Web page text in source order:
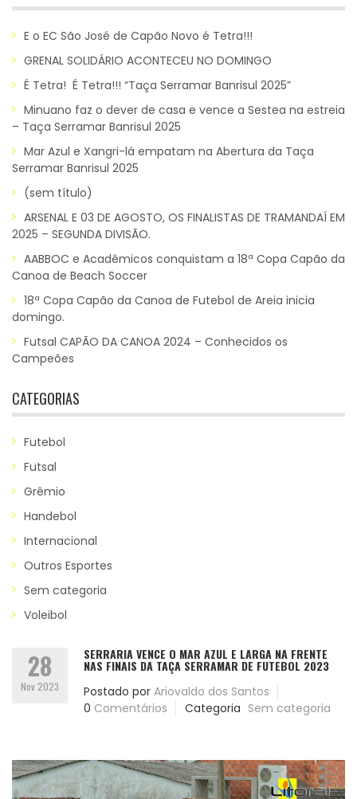
E o EC São José de Capão Novo é Tetra!!!
GRENAL SOLIDÁRIO ACONTECEU NO DOMINGO
É Tetra! É Tetra!!! “Taça Serramar Banrisul 2025”
Minuano faz o dever de casa e vence a Sestea na estreia
– Taça Serramar Banrisul 2025
Mar Azul e Xangri-lá empatam na Abertura da Taça
Serramar Banrisul 2025
(sem título)
ARSENAL E 03 DE AGOSTO, OS FINALISTAS DE TRAMANDAÍ EM
2025 – SEGUNDA DIVISÃO.
AABBOC e Acadêmicos conquistam a 18ª Copa Capão da
Canoa de Beach Soccer
18ª Copa Capão da Canoa de Futebol de Areia inicia
domingo.
Futsal CAPÃO DA CANOA 2024 – Conhecidos os
Campeões
CATEGORIAS
Futebol
Futsal
Grêmio
Handebol
Internacional
Outros Esportes
Sem categoria
Voleibol
28
Nov 2023
SERRARIA VENCE O MAR AZUL E LARGA NA FRENTE
NAS FINAIS DA TAÇA SERRAMAR DE FUTEBOL 2023
Postado por Ariovaldo dos Santos
0 Comentários Categoria Sem categoria